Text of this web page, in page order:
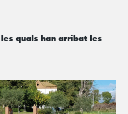
quals han arribat les